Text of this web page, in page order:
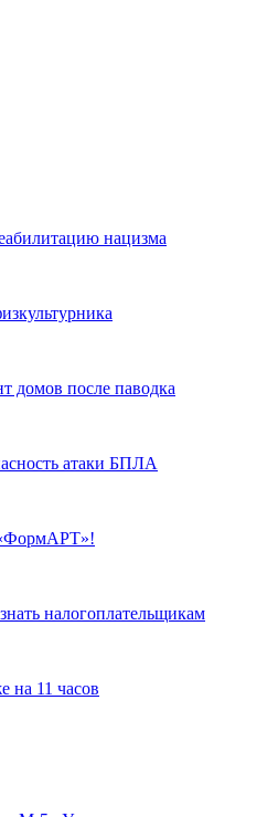
нацизма
домов после паводка
атаки БПЛА
налогоплательщикам
на 11 часов